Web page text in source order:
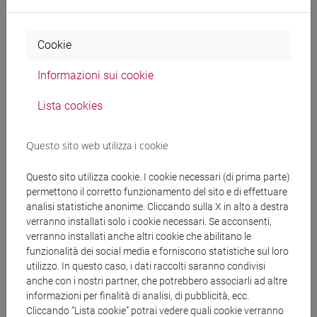
Documenti collegati al
bando
decreto.pdf
Banca Dati Nazionale dei Contratti Pubblici
Torna all'elenco dei bandi
Cookie
Informazioni sui cookie
Lista cookies
Questo sito web utilizza i cookie
Questo sito utilizza cookie. I cookie necessari (di prima parte)
permettono il corretto funzionamento del sito e di effettuare
analisi statistiche anonime. Cliccando sulla X in alto a destra
verranno installati solo i cookie necessari. Se acconsenti,
verranno installati anche altri cookie che abilitano le
funzionalità dei social media e forniscono statistiche sul loro
utilizzo. In questo caso, i dati raccolti saranno condivisi
anche con i nostri partner, che potrebbero associarli ad altre
informazioni per finalità di analisi, di pubblicità, ecc.
Cliccando “Lista cookie” potrai vedere quali cookie verranno